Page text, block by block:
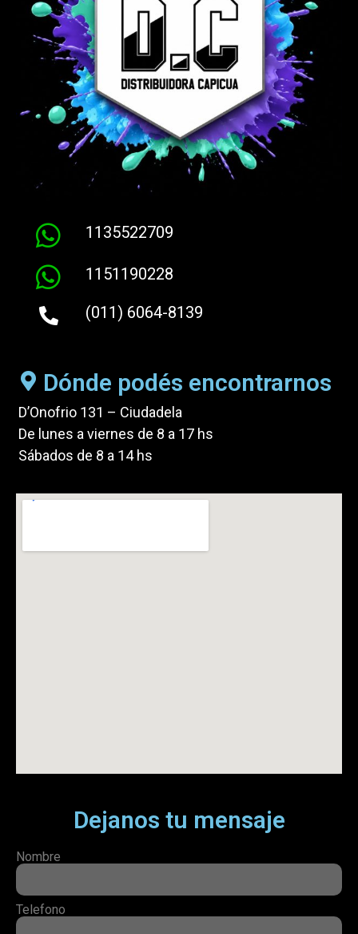
1135522709
1151190228
(011) 6064-8139
Dónde podés encontrarnos
D’Onofrio 131 – Ciudadela
De lunes a viernes de 8 a 17 hs
Sábados de 8 a 14 hs
Dejanos tu mensaje
Nombre
Telefono